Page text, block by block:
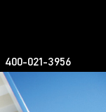
400-021-3956